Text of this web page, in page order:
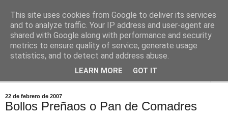
Comoju
La Cocina del Día a Día y el día a día de la Gastronomía
22 de febrero de 2007
Bollos Preñaos o Pan de Comadres
This site uses cookies from Google to deliver its services
and to analyze traffic. Your IP address and user-agent are
shared with Google along with performance and security
metrics to ensure quality of service, generate usage
statistics, and to detect and address abuse.
LEARN MORE GOT IT